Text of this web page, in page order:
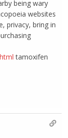
being wary
websites
privacy, bring in
tamoxifen